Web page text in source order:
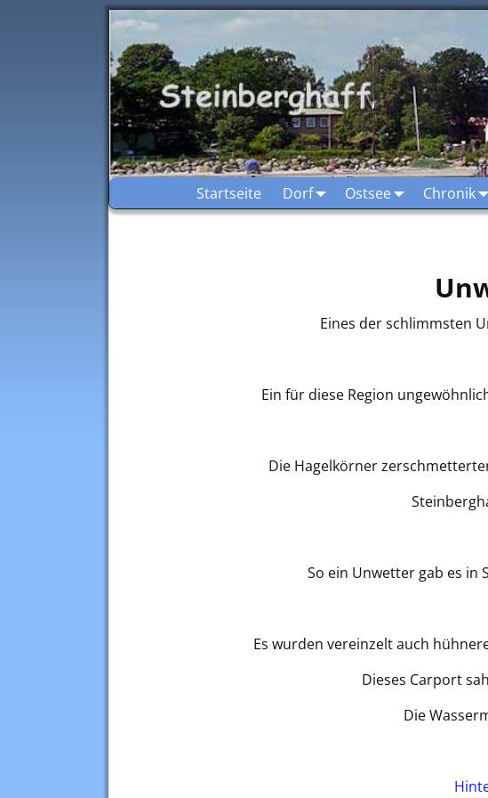
Startseite Dorf Ostsee Chronik
Eines der schlimmsten
Ein für diese Region
Die Hagelkörner
So ein Unwetter gab es in
Es wurden vereinzelt auch
Dieses Carport
Die